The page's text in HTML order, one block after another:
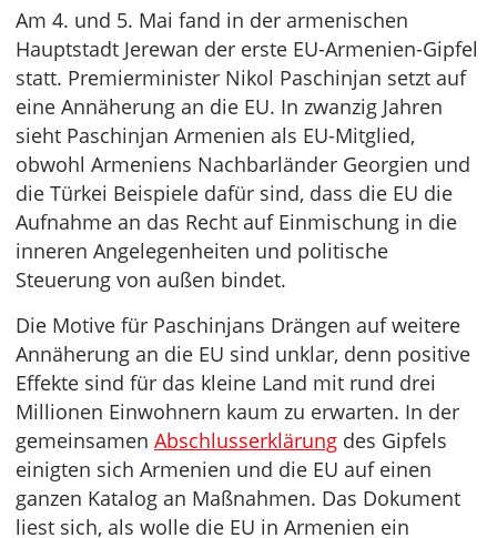
Am 4. und 5. Mai fand in der armenischen
Hauptstadt Jerewan der erste EU-Armenien-Gipfel
statt. Premierminister Nikol Paschinjan setzt auf
eine Annäherung an die EU. In zwanzig Jahren
sieht Paschinjan Armenien als EU-Mitglied,
obwohl Armeniens Nachbarländer Georgien und
die Türkei Beispiele dafür sind, dass die EU die
Aufnahme an das Recht auf Einmischung in die
inneren Angelegenheiten und politische
Steuerung von außen bindet.
Die Motive für Paschinjans Drängen auf weitere
Annäherung an die EU sind unklar, denn positive
Effekte sind für das kleine Land mit rund drei
Millionen Einwohnern kaum zu erwarten. In der
gemeinsamen Abschlusserklärung des Gipfels
einigten sich Armenien und die EU auf einen
ganzen Katalog an Maßnahmen. Das Dokument
liest sich, als wolle die EU in Armenien ein